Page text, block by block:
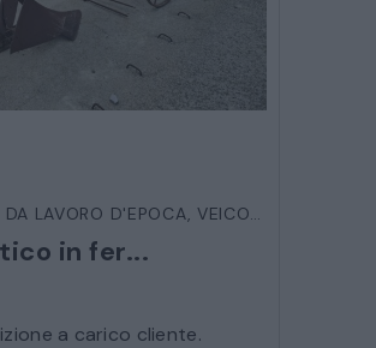
DA LAVORO D'EPOCA, VEICOLI D'EPOCA
in fer...
a carico cliente.